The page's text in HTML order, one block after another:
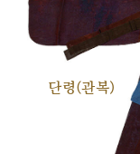
단령(관복)